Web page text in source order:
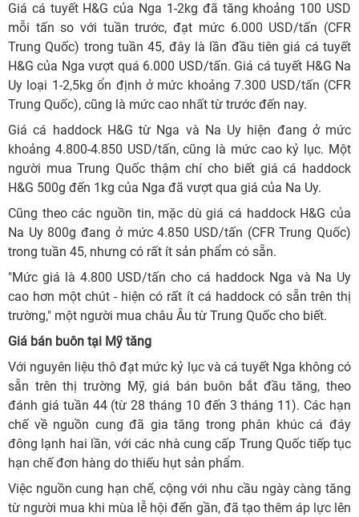
Giá cá tuyết H&G của Nga 1-2kg đã tăng khoảng 100 USD
mỗi tấn so với tuần trước, đạt mức 6.000 USD/tấn (CFR
Trung Quốc) trong tuần 45, đây là lần đầu tiên giá cá tuyết
H&G của Nga vượt quá 6.000 USD/tấn. Giá cá tuyết H&G Na
Uy loại 1-2,5kg ổn định ở mức khoảng 7.300 USD/tấn (CFR
Trung Quốc), cũng là mức cao nhất từ trước đến nay.
Giá cá haddock H&G từ Nga và Na Uy hiện đang ở mức
khoảng 4.800-4.850 USD/tấn, cũng là mức cao kỷ lục. Một
người mua Trung Quốc thậm chí cho biết giá cá haddock
H&G 500g đến 1kg của Nga đã vượt qua giá của Na Uy.
Cũng theo các nguồn tin, mặc dù giá cá haddock H&G của
Na Uy 800g đang ở mức 4.850 USD/tấn (CFR Trung Quốc)
trong tuần 45, nhưng có rất ít sản phẩm có sẵn.
"Mức giá là 4.800 USD/tấn cho cá haddock Nga và Na Uy
cao hơn một chút - hiện có rất ít cá haddock có sẵn trên thị
trường," một người mua châu Âu từ Trung Quốc cho biết.
Giá bán buôn tại Mỹ tăng
Với nguyên liệu thô đạt mức kỷ lục và cá tuyết Nga không có
sẵn trên thị trường Mỹ, giá bán buôn bắt đầu tăng, theo
đánh giá tuần 44 (từ 28 tháng 10 đến 3 tháng 11). Các hạn
chế về nguồn cung đã gia tăng trong phân khúc cá đáy
đông lạnh hai lần, với các nhà cung cấp Trung Quốc tiếp tục
hạn chế đơn hàng do thiếu hụt sản phẩm.
Việc nguồn cung hạn chế, cộng với nhu cầu ngày càng tăng
từ người mua khi mùa lễ hội đến gần, đã tạo thêm áp lực lên